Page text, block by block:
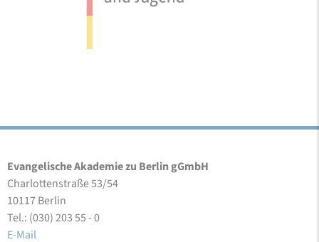
Evangelische Akademie zu Berlin gGmbH
Charlottenstraße 53/54
10117 Berlin
Tel.: (030) 203 55 - 0
E-Mail